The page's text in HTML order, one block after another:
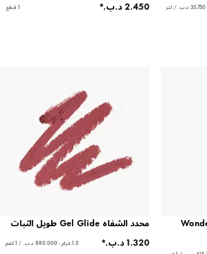
1 قِطع
محدد الشفاه Gel Glide طويل الثبات
1.5 غرام - ‏880.000 د.ب.‏ / 1 كغم